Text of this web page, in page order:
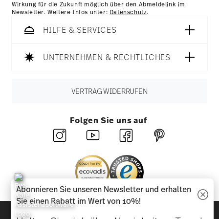
Wirkung für die Zukunft möglich über den Abmeldelink im
Newsletter. Weitere Infos unter: Datenschutz.
HILFE & SERVICES
UNTERNEHMEN & RECHTLICHES
VERTRAG WIDERRUFEN
Folgen Sie uns auf
Entdecken Sie unsere Marken
Abonnieren Sie unseren Newsletter und erhalten
Sie einen Rabatt im Wert von 10%!